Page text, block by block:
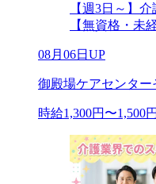
【週3日～】
【無資格・未
08月06日UP
御殿場ケアセンター
時給1,300円〜1,500円